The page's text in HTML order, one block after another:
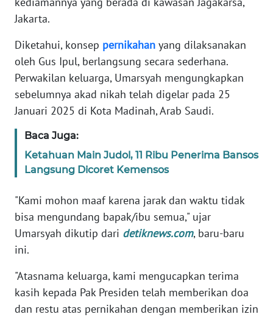
Jakarta.
Diketahui, konsep pernikahan yang dilaksanakan
oleh Gus Ipul, berlangsung secara sederhana.
Perwakilan keluarga, Umarsyah mengungkapkan
sebelumnya akad nikah telah digelar pada 25
Januari 2025 di Kota Madinah, Arab Saudi.
Baca Juga:
Ketahuan Main Judol, 11 Ribu Penerima Bansos
Langsung Dicoret Kemensos
"Kami mohon maaf karena jarak dan waktu tidak
bisa mengundang bapak/ibu semua," ujar
Umarsyah dikutip dari detiknews.com, baru-baru
ini.
"Atasnama keluarga, kami mengucapkan terima
kasih kepada Pak Presiden telah memberikan doa
dan restu atas pernikahan dengan memberikan izin
BERITA
KONTAK
IKLAN
TENTANG
PEDOMAN
SIBER
REDAKSI
DISCLAIMER